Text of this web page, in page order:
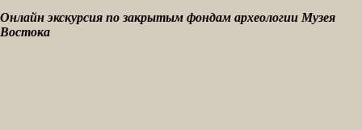
Онлайн экскурсия по закрытым фондам археологии Музея
Востока